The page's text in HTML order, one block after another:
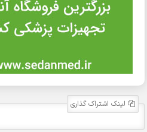
لینک اشتراک گذاری